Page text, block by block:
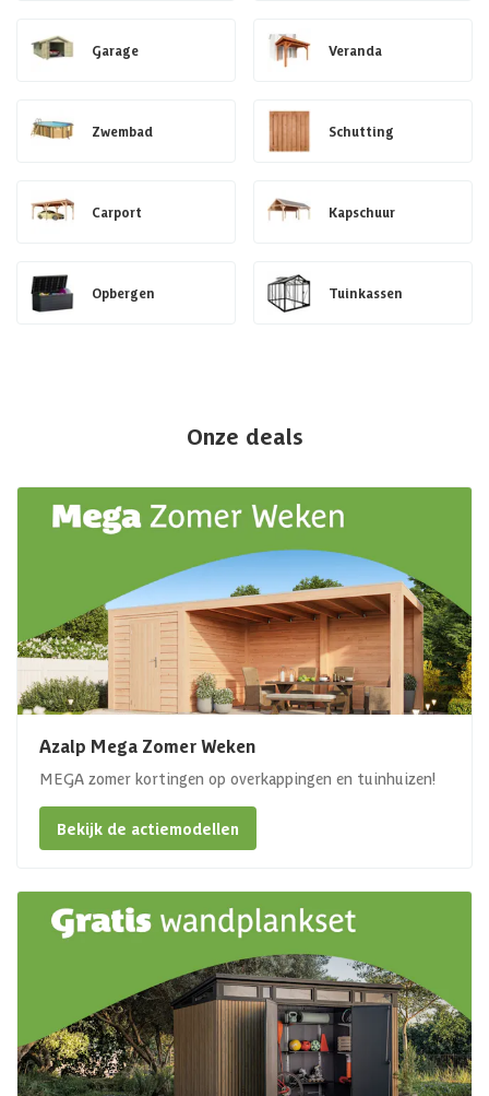
Garage Veranda
Zwembad Schutting
Carport Kapschuur
Opbergen Tuinkassen
Onze deals
Azalp Mega Zomer Weken
MEGA zomer kortingen op overkappingen en tuinhuizen!
Bekijk de actiemodellen